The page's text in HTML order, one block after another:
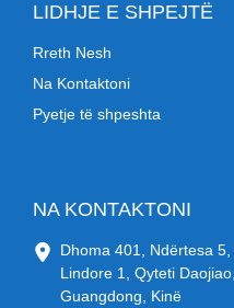
LIDHJE E SHPEJTË
Rreth Nesh
Na Kontaktoni
Pyetje të shpeshta
NA KONTAKTONI
Dhoma 401, Ndërtesa
Lindore 1, Qyteti
Guangdong, Kinë